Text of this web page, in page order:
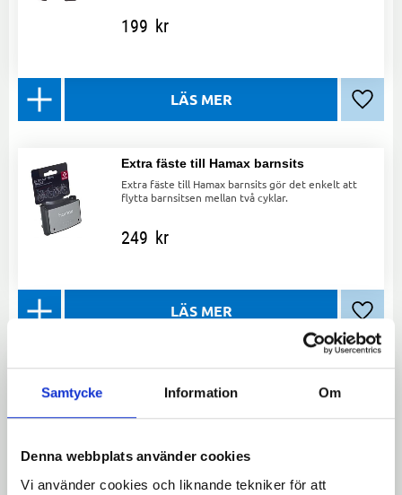
Samtycke Information Om
Denna webbplats använder cookies
Vi använder cookies och liknande tekniker för att
199 kr
Lägg
Extra fäste till Hamax barnsits
Extra fäste till Hamax barnsits gör det enkelt att
flytta barnsitsen mellan två cyklar.
249 kr
Lägg
Ryggstöd
reflex och viloläge för komfort och säkerhet.